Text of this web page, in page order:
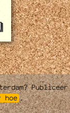
Publiceer
hoe .